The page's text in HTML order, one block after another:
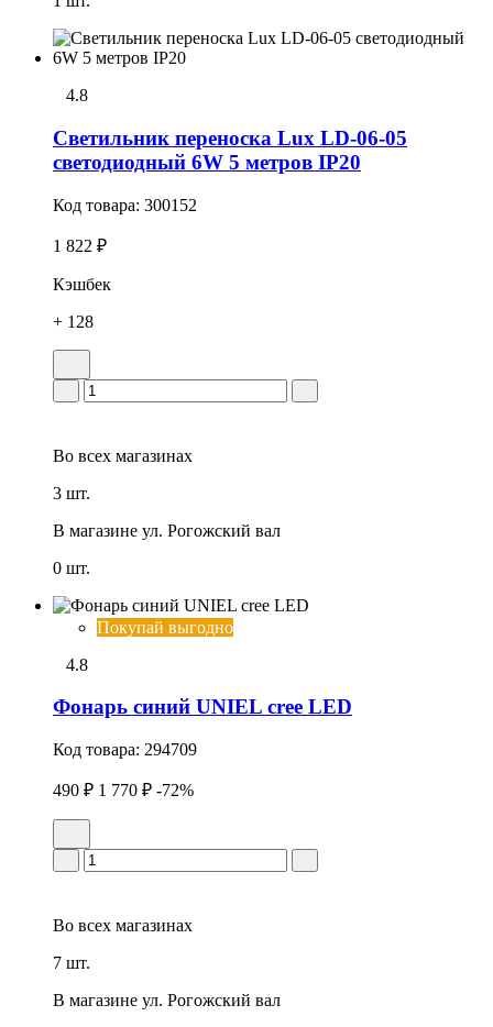
4.8
Светильник переноска Lux LD-06-05
светодиодный 6W 5 метров IP20
Код товара: 300152
1 822 ₽
Кэшбек
+ 128
Во всех магазинах
3 шт.
В магазине ул. Рогожский вал
0 шт.
Покупай выгодно
4.8
Фонарь синий UNIEL cree LED
Код товара: 294709
490 ₽ 1 770 ₽ -72%
Во всех магазинах
7 шт.
В магазине ул. Рогожский вал